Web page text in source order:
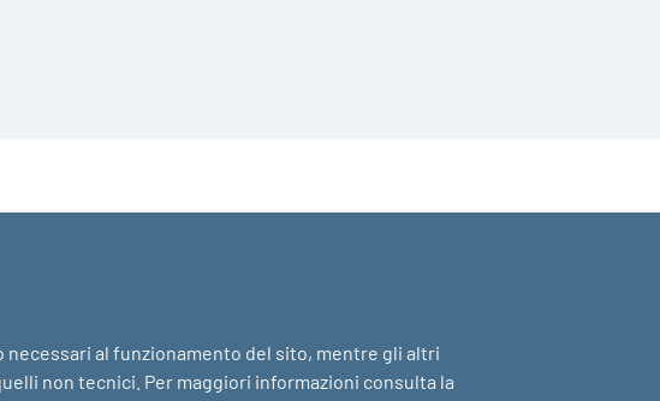
necessari al funzionamento del sito, mentre gli altri
non tecnici. Per maggiori informazioni consulta la